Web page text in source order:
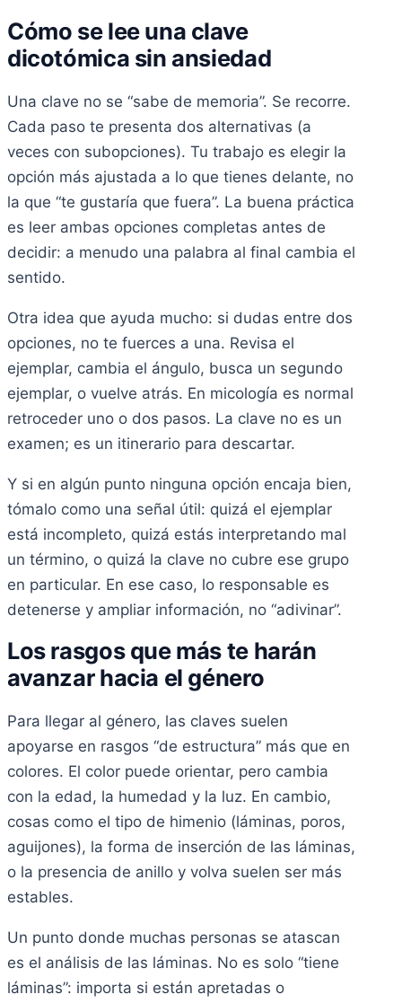
Cómo se lee una clave
dicotómica sin ansiedad
Una clave no se “sabe de memoria”. Se recorre.
Cada paso te presenta dos alternativas (a
veces con subopciones). Tu trabajo es elegir la
opción más ajustada a lo que tienes delante, no
la que “te gustaría que fuera”. La buena práctica
es leer ambas opciones completas antes de
decidir: a menudo una palabra al final cambia el
sentido.
Otra idea que ayuda mucho: si dudas entre dos
opciones, no te fuerces a una. Revisa el
ejemplar, cambia el ángulo, busca un segundo
ejemplar, o vuelve atrás. En micología es normal
retroceder uno o dos pasos. La clave no es un
examen; es un itinerario para descartar.
Y si en algún punto ninguna opción encaja bien,
tómalo como una señal útil: quizá el ejemplar
está incompleto, quizá estás interpretando mal
un término, o quizá la clave no cubre ese grupo
en particular. En ese caso, lo responsable es
detenerse y ampliar información, no “adivinar”.
Los rasgos que más te harán
avanzar hacia el género
Para llegar al género, las claves suelen
apoyarse en rasgos “de estructura” más que en
colores. El color puede orientar, pero cambia
con la edad, la humedad y la luz. En cambio,
cosas como el tipo de himenio (láminas, poros,
aguijones), la forma de inserción de las láminas,
o la presencia de anillo y volva suelen ser más
estables.
Un punto donde muchas personas se atascan
es el análisis de las láminas. No es solo “tiene
láminas”: importa si están apretadas o